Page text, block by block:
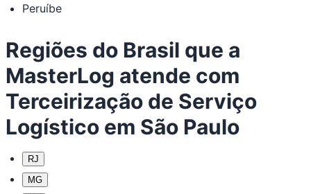
Peruíbe
Regiões do Brasil que a
MasterLog atende com
Terceirização de Serviço
Logístico em São Paulo
RJ
MG